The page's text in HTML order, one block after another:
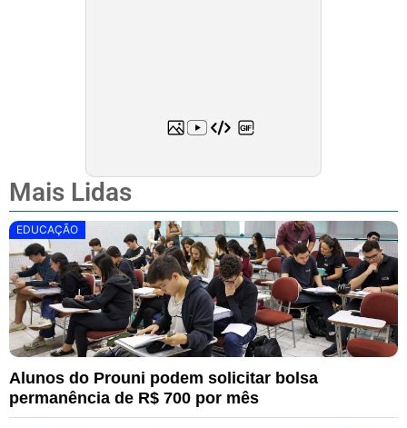
Mais Lidas
EDUCAÇÃO
Alunos do Prouni podem solicitar bolsa
permanência de R$ 700 por mês